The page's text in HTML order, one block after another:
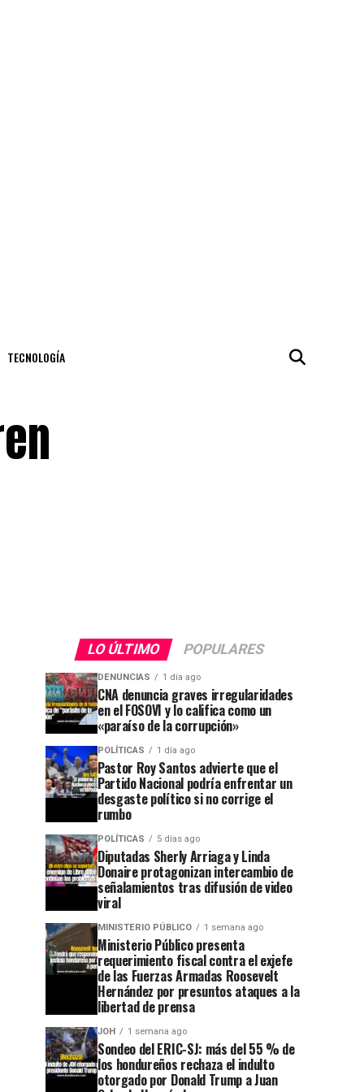
TECNOLOGÍA
LO ÚLTIMO POPULARES
DENUNCIAS 1 día ago
CNA denuncia graves irregularidades
en el FOSOVI y lo califica como un
«paraíso de la corrupción»
POLÍTICAS 1 día ago
Pastor Roy Santos advierte que el
Partido Nacional podría enfrentar un
desgaste político si no corrige el
rumbo
POLÍTICAS 5 días ago
Diputadas Sherly Arriaga y Linda
Donaire protagonizan intercambio de
señalamientos tras difusión de video
viral
MINISTERIO PÚBLICO 1 semana ago
Ministerio Público presenta
requerimiento fiscal contra el exjefe
de las Fuerzas Armadas Roosevelt
Hernández por presuntos ataques a la
libertad de prensa
JOH 1 semana ago
Sondeo del ERIC-SJ: más del 55 % de
los hondureños rechaza el indulto
otorgado por Donald Trump a Juan